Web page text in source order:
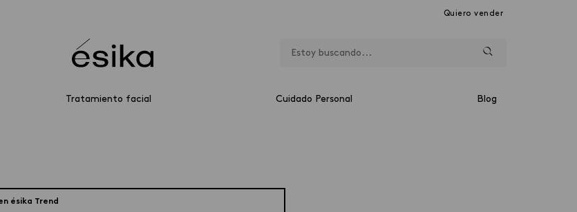
Quiero vender
Tratamiento facial Cuidado Personal Blog